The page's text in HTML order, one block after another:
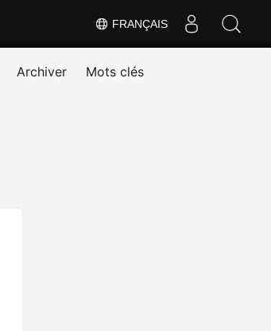
FRANÇAIS
Archiver Mots clés